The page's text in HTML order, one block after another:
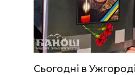
Сьогодні в